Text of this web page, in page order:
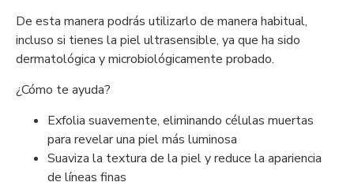
De esta manera podrás utilizarlo de manera habitual,
incluso si tienes la piel ultrasensible, ya que ha sido
dermatológica y microbiológicamente probado.
¿Cómo te ayuda?
Exfolia suavemente, eliminando células muertas
para revelar una piel más luminosa
Suaviza la textura de la piel y reduce la apariencia
de líneas finas